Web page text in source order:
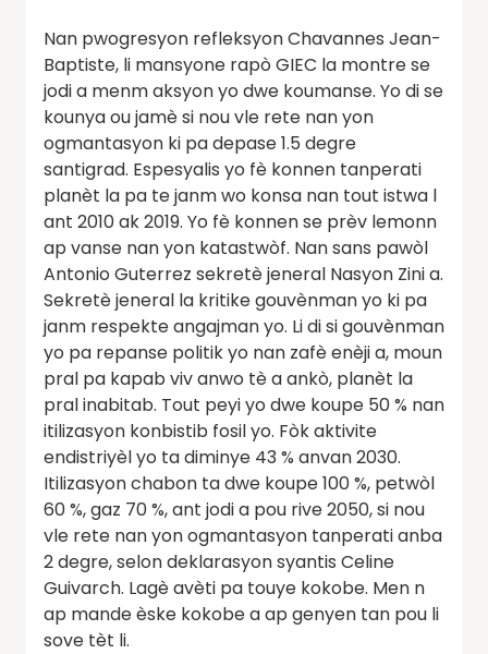
Nan pwogresyon refleksyon Chavannes Jean-
Baptiste, li mansyone rapò GIEC la montre se
jodi a menm aksyon yo dwe koumanse. Yo di se
kounya ou jamè si nou vle rete nan yon
ogmantasyon ki pa depase 1.5 degre
santigrad. Espesyalis yo fè konnen tanperati
planèt la pa te janm wo konsa nan tout istwa l
ant 2010 ak 2019. Yo fè konnen se prèv lemonn
ap vanse nan yon katastwòf. Nan sans pawòl
Antonio Guterrez sekretè jeneral Nasyon Zini a.
Sekretè jeneral la kritike gouvènman yo ki pa
janm respekte angajman yo. Li di si gouvènman
yo pa repanse politik yo nan zafè enèji a, moun
pral pa kapab viv anwo tè a ankò, planèt la
pral inabitab. Tout peyi yo dwe koupe 50 % nan
itilizasyon konbistib fosil yo. Fòk aktivite
endistriyèl yo ta diminye 43 % anvan 2030.
Itilizasyon chabon ta dwe koupe 100 %, petwòl
60 %, gaz 70 %, ant jodi a pou rive 2050, si nou
vle rete nan yon ogmantasyon tanperati anba
2 degre, selon deklarasyon syantis Celine
Guivarch. Lagè avèti pa touye kokobe. Men n
ap mande èske kokobe a ap genyen tan pou li
sove tèt li.